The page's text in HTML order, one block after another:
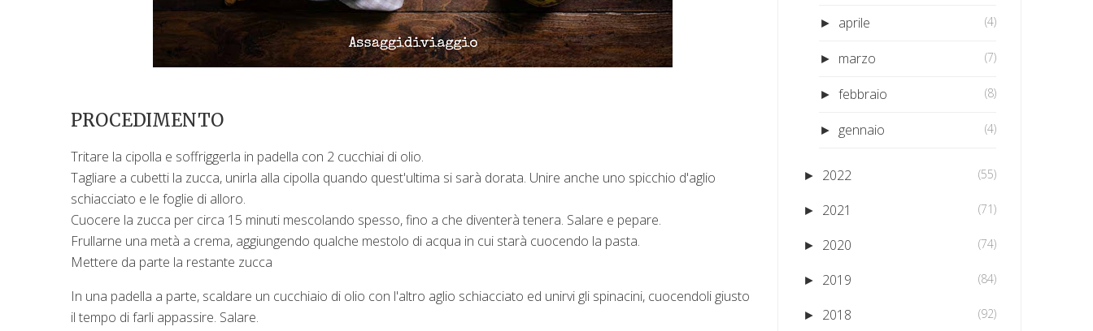
PROCEDIMENTO
Tritare la cipolla e soffriggerla in padella con 2 cucchiai di olio.
Tagliare a cubetti la zucca, unirla alla cipolla quando quest'ultima si sarà dorata. Unire anche uno spicchio d'aglio
schiacciato e le foglie di alloro.
Cuocere la zucca per circa 15 minuti mescolando spesso,fino a che diventerà tenera. Salare e pepare.
Frullarne una metà a crema, aggiungendo qualche mestolo di acqua in cui starà cuocendo la pasta.
Mettere da parte la restante zucca
In una padella a parte, scaldare un cucchiaio di olio con l'altro aglio schiacciato ed unirvi gli spinacini, cuocendoli giusto
il tempo di farli appassire. Salare.
► aprile (4)
► marzo (7)
►febbraio (8)
► gennaio (4)
► 2022 (55)
► 2021 (71)
► 2020 (74)
► 2019 (84)
► 2018 (92)